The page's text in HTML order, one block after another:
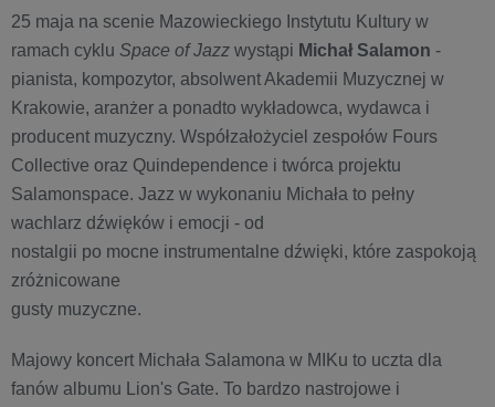
25 maja na scenie Mazowieckiego Instytutu Kultury w
ramach cyklu Space of Jazz wystąpi Michał Salamon -
pianista, kompozytor, absolwent Akademii Muzycznej w
Krakowie, aranżer a ponadto wykładowca, wydawca i
producent muzyczny. Współzałożyciel zespołów Fours
Collective oraz Quindependence i twórca projektu
Salamonspace. Jazz w wykonaniu Michała to pełny
wachlarz dźwięków i emocji - od
nostalgii po mocne instrumentalne dźwięki, które zaspokoją
zróżnicowane
gusty muzyczne.
Majowy koncert Michała Salamona w MIKu to uczta dla
fanów albumu Lion's Gate. To bardzo nastrojowe i